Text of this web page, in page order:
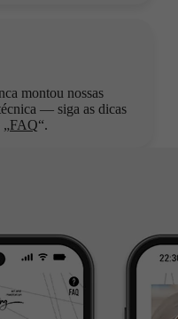
montou nossas
— siga as dicas
FAQ“.